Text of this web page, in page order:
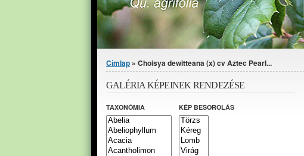
Jelenlegi hely
Címlap » Choisya dewitteana (x) cv Aztec Pearl...
GALÉRIA KÉPEINEK RENDEZÉSE
TAXONÓMIA KÉP BESOROLÁS